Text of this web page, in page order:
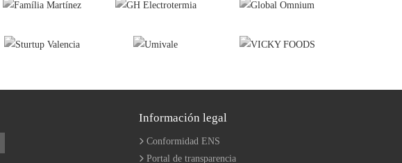
Información legal
Conformidad ENS
Portal de transparencia